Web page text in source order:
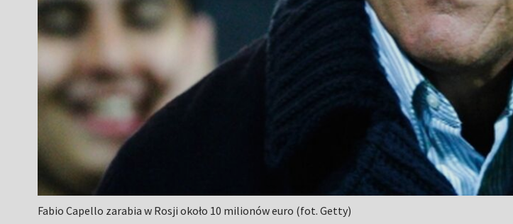
Fabio Capello zarabia w Rosji około 10 milionów euro (fot. Getty)